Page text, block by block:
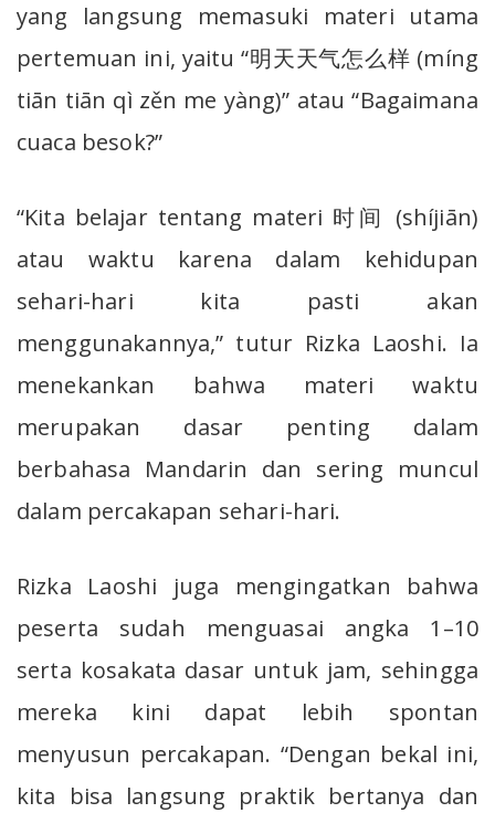
yang langsung memasuki materi utama
pertemuan ini, yaitu “明天天气怎么样 (míng
tiān tiān qì zěn me yàng)” atau “Bagaimana
cuaca besok?”
“Kita belajar tentang materi 时间 (shíjiān)
atau waktu karena dalam kehidupan
sehari-hari kita pasti akan
menggunakannya,” tutur Rizka Laoshi. Ia
menekankan bahwa materi waktu
merupakan dasar penting dalam
berbahasa Mandarin dan sering muncul
dalam percakapan sehari-hari.
Rizka Laoshi juga mengingatkan bahwa
peserta sudah menguasai angka 1–10
serta kosakata dasar untuk jam, sehingga
mereka kini dapat lebih spontan
menyusun percakapan. “Dengan bekal ini,
kita bisa langsung praktik bertanya dan